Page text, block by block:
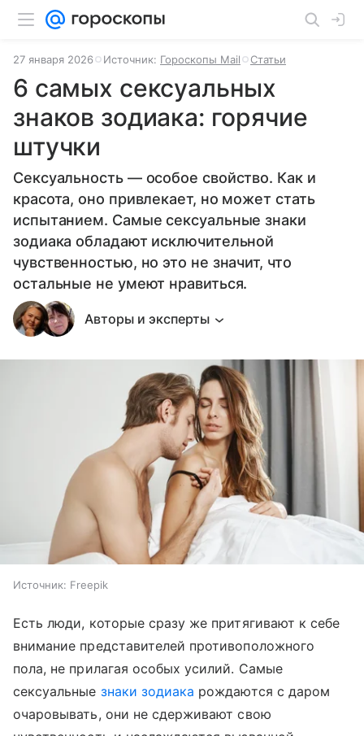
27 января 2026 Источник: Гороскопы Mail Статьи
6 самых сексуальных
знаков зодиака: горячие
штучки
Сексуальность — особое свойство. Как и
красота, оно привлекает, но может стать
испытанием. Самые сексуальные знаки
зодиака обладают исключительной
чувственностью, но это не значит, что
остальные не умеют нравиться.
Авторы и эксперты
Источник: Freepik
Есть люди, которые сразу же притягивают к себе
внимание представителей противоположного
пола, не прилагая особых усилий. Самые
сексуальные знаки зодиака рождаются с даром
очаровывать, они не сдерживают свою